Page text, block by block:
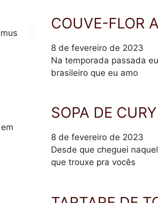
COUVE-FLOR
8 de fevereiro de 2023
Na temporada passada
brasileiro que eu amo
SOPA DE
8 de fevereiro de 2023
Desde que cheguei
que trouxe pra vocês